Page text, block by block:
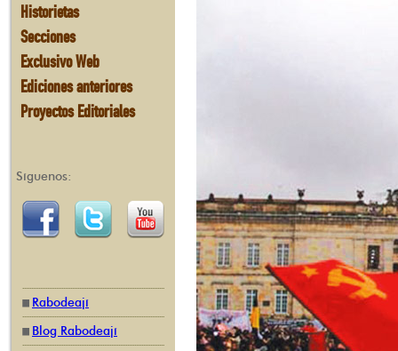
Historietas
Secciones
Exclusivo Web
Ediciones anteriores
Proyectos Editoriales
Síguenos:
Rabodeají
Blog Rabodeají